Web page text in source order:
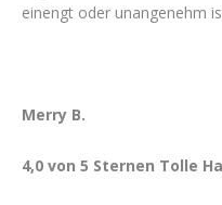
einengt oder unangenehm
Merry B.
4,0 von 5 Sternen Tolle